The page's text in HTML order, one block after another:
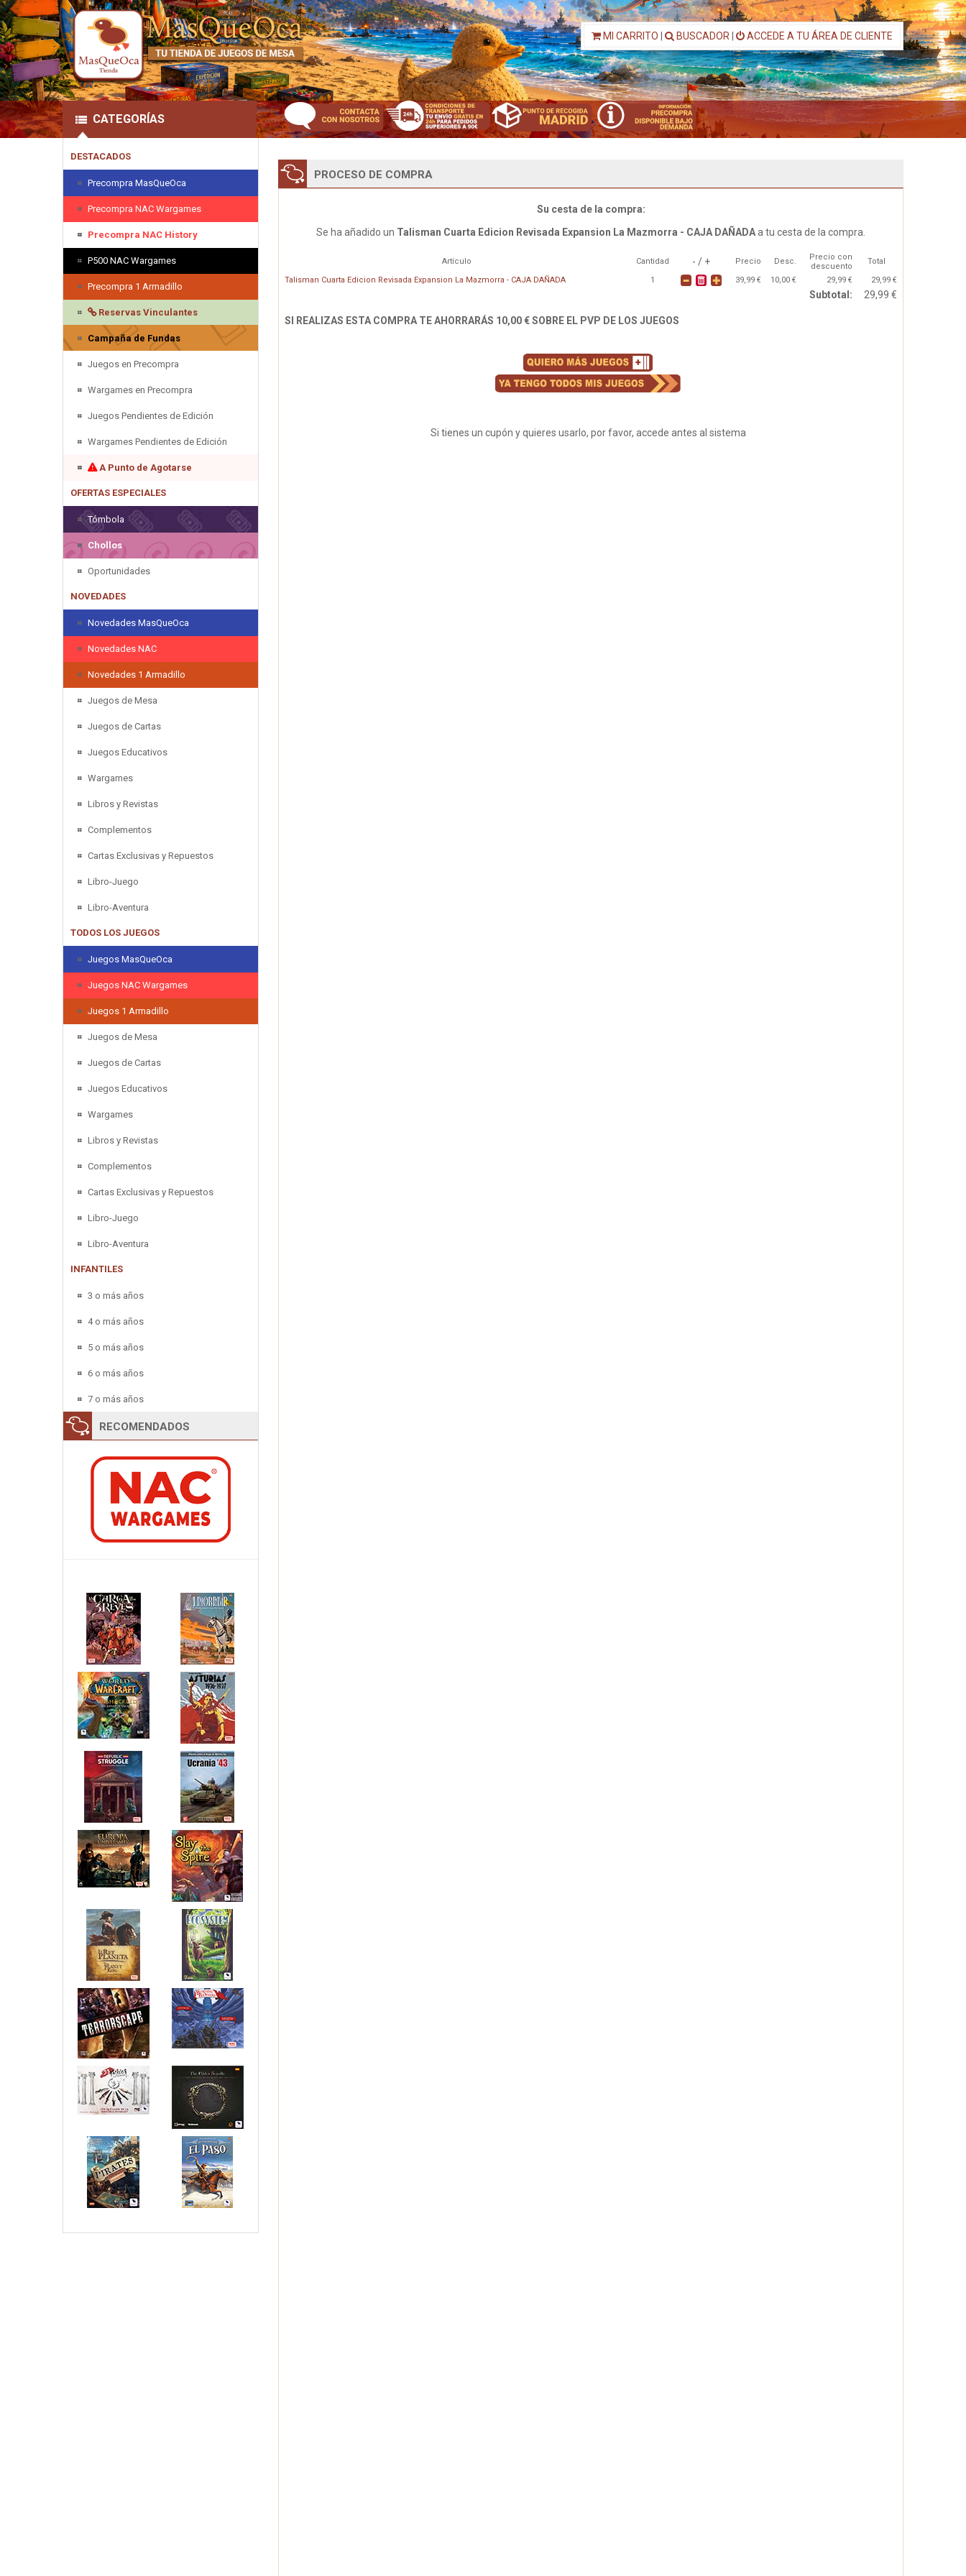
MI CARRITO BUSCADOR ACCEDE A TU ÁREA DE CLIENTE
CATEGORÍAS
DESTACADOS
Precompra MasQueOca
Precompra NAC Wargames
Precompra NAC History
P500 NAC Wargames
Precompra 1 Armadillo
Reservas Vinculantes
Campaña de Fundas
Juegos en Precompra
Wargames en Precompra
Juegos Pendientes de Edición
Wargames Pendientes de Edición
A Punto de Agotarse
OFERTAS ESPECIALES
Tómbola
Chollos
Oportunidades
NOVEDADES
Novedades MasQueOca
Novedades NAC
Novedades 1 Armadillo
Juegos de Mesa
Juegos de Cartas
Juegos Educativos
Wargames
Libros y Revistas
Complementos
Cartas Exclusivas y Repuestos
Libro-Juego
Libro-Aventura
TODOS LOS JUEGOS
Juegos MasQueOca
Juegos NAC Wargames
Juegos 1 Armadillo
Juegos de Mesa
Juegos de Cartas
Juegos Educativos
Wargames
Libros y Revistas
Complementos
Cartas Exclusivas y Repuestos
Libro-Juego
Libro-Aventura
INFANTILES
3 o más años
4 o más años
5 o más años
6 o más años
7 o más años
RECOMENDADOS
PROCESO DE COMPRA
Su cesta de la compra:
Se ha añadido un Talisman Cuarta Edicion Revisada Expansion La Mazmorra - CAJA DAÑADAa tu cesta de la compra.
Artículo Cantidad - / + Precio Desc.
Precio con
descuento
Total
Talisman Cuarta Edicion Revisada Expansion La Mazmorra - CAJA DAÑADA
1 39,99 € 10,00 € 29,99 € 29,99 €
Subtotal: 29,99 €
SI REALIZAS ESTA COMPRA TE AHORRARÁS 10,00 € SOBRE EL PVP DE LOS JUEGOS
Si tienes un cupón y quieres usarlo, por favor, accede antes al sistema